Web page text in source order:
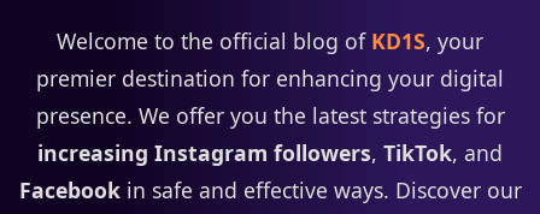
Welcome to the official blog of KD1S, your
premier destination for enhancing your digital
presence. We offer you the latest strategies for
increasing Instagram followers, TikTok, and
Facebookin safe and effective ways. Discover our